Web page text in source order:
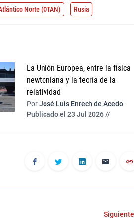
Norte (OTAN) Rusia
La Unión Europea, entre la física
newtoniana y la teoría de la
relatividad
PorJosé Luis Enrech de Acedo
Publicado el 23 Jul 2026 //
Siguiente